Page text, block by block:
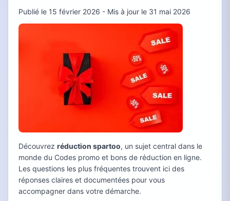
Publié le 15 février 2026 - Mis à jour le 31 mai 2026
Découvrez réduction spartoo, un sujet central dans le
monde du Codes promo et bons de réduction en ligne.
Les questions les plus fréquentes trouvent ici des
réponses claires et documentées pour vous
accompagner dans votre démarche.